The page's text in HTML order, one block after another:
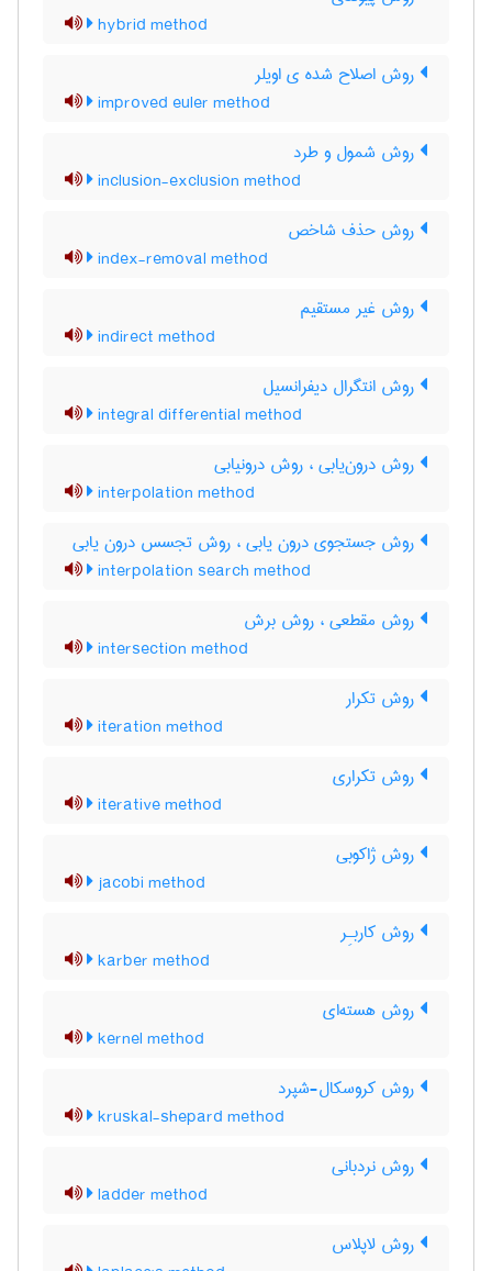
hybrid method
روش اصلاح شده ی اویلر
improved euler method
روش شمول و طرد
inclusion-exclusion method
روش حذف شاخص
index-removal method
روش غیر مستقیم
indirect method
روش انتگرال دیفرانسیل
integral differential method
روش درون‌یابی ، روش درونیابی
interpolation method
روش جستجوی درون یابی ، روش تجسس درون یابی
interpolation search method
روش مقطعی ، روش برش
intersection method
روش تکرار
iteration method
روش تکراری
iterative method
روش ژاکوبی
jacobi method
روش کاربـِر
karber method
روش هسته‌ای
kernel method
روش کروسکال-شپرد
kruskal-shepard method
روش نردبانی
ladder method
روش لاپلاس